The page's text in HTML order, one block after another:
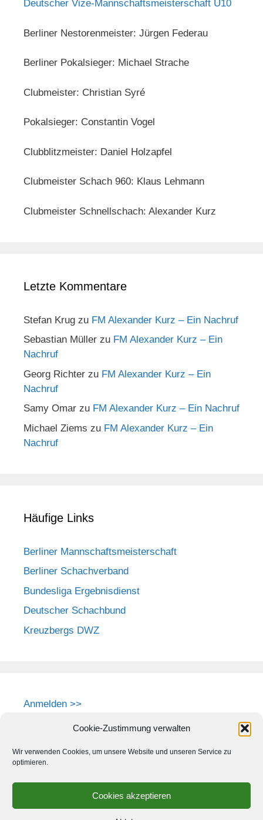
Cookie-Zustimmung verwalten
Wir verwenden Cookies, um unsere Website und unseren Service zu
optimieren.
Cookies akzeptieren
Deutscher Vize-Mannschaftsmeisterschaft U10
Berliner Nestorenmeister: Jürgen Federau
Berliner Pokalsieger: Michael Strache
Clubmeister: Christian Syré
Pokalsieger: Constantin Vogel
Clubblitzmeister: Daniel Holzapfel
Clubmeister Schach 960: Klaus Lehmann
Clubmeister Schnellschach: Alexander Kurz
Letzte Kommentare
Stefan Krug zu FM Alexander Kurz – Ein Nachruf
Sebastian Müller zu FM Alexander Kurz – Ein
Nachruf
Georg Richter zu FM Alexander Kurz – Ein
Nachruf
Samy Omar zu FM Alexander Kurz – Ein Nachruf
Michael Ziems zu FM Alexander Kurz – Ein
Nachruf
Häufige Links
Berliner Mannschaftsmeisterschaft
Berliner Schachverband
Bundesliga Ergebnisdienst
Deutscher Schachbund
Kreuzbergs DWZ
Anmelden >>